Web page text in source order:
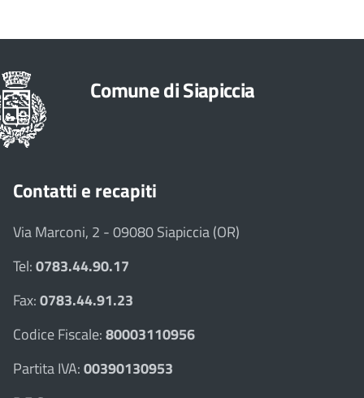
Comune di Siapiccia
Contatti e recapiti
Via Marconi, 2 - 09080 Siapiccia (OR)
Tel:0783.44.90.17
Fax:0783.44.91.23
Codice Fiscale:80003110956
Partita IVA:00390130953